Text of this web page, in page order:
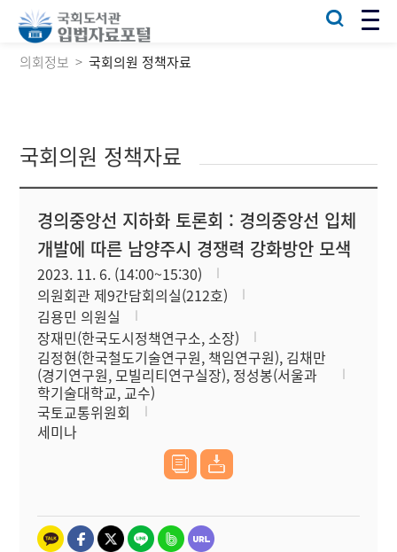
의회정보 국회의원 정책자료
국회의원 정책자료
경의중앙선 지하화 토론회 : 경의중앙선 입체
개발에 따른 남양주시 경쟁력 강화방안 모색
2023. 11. 6. (14:00~15:30)
의원회관 제9간담회의실(212호)
김용민 의원실
장재민(한국도시정책연구소, 소장)
김정현(한국철도기술연구원, 책임연구원), 김채만
(경기연구원, 모빌리티연구실장), 정성봉(서울과
학기술대학교, 교수)
국토교통위원회
세미나